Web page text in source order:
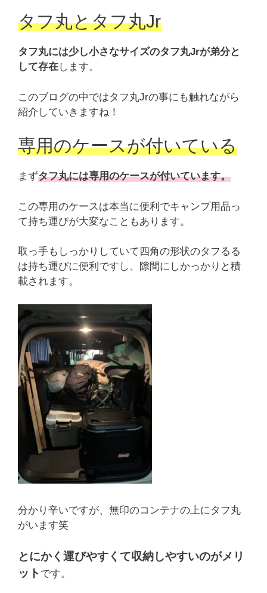
タフ丸とタフ丸Jr
タフ丸には少し小さなサイズのタフ丸Jrが弟分と
して存在します。
このブログの中ではタフ丸Jrの事にも触れながら
紹介していきますね！
専用のケースが付いている
まずタフ丸には専用のケースが付いています。
この専用のケースは本当に便利でキャンプ用品っ
て持ち運びが大変なこともあります。
取っ手もしっかりしていて四角の形状のタフるる
は持ち運びに便利ですし、隙間にしかっかりと積
載されます。
分かり辛いですが、無印のコンテナの上にタフ丸
がいます笑
とにかく運びやすくて収納しやすいのがメリ
ット です。